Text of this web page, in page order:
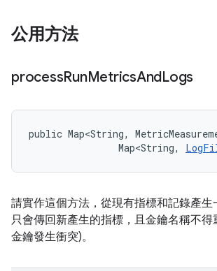
公用方法
processRunMetricsAndLogs
public Map<String,
                Map<String,
請實作這個方法，從現有指標和記錄產
只會傳回新產生的指標，且金鑰名稱不
金鑰發生衝突)。